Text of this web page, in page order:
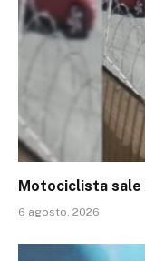
Motociclista
6 agosto, 2026